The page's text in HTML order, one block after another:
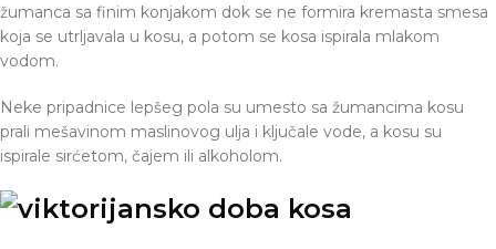
žumanca sa finim konjakom dok se ne formira kremasta smesa
koja se utrljavala u kosu, a potom se kosa ispirala mlakom
vodom.
Neke pripadnice lepšeg pola su umesto sa žumancima kosu
prali mešavinom maslinovog ulja i ključale vode, a kosu su
ispirale sirćetom, čajem ili alkoholom.